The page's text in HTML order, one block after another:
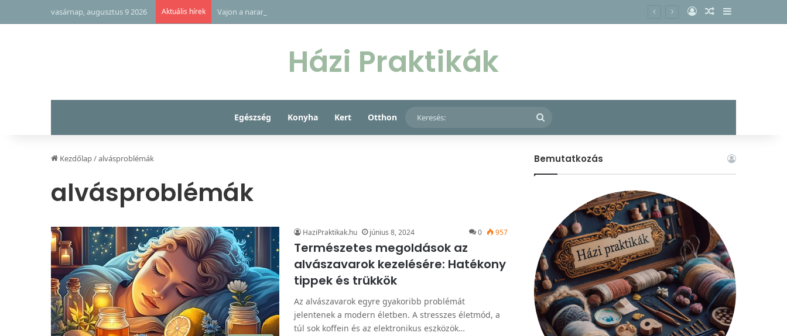
vasárnap, augusztus 9 2026 Aktuális hírek Vajon a narancs, só, cukor és méz fantasztikus együttese rejti a kulcsot gyermeke makacs köhögésének enyhítésére? BelépésVéletlen cikk
Házi Praktikák
Egészség Konyha Kert Otthon
Kezdőlap/alvásproblémák
alvásproblémák
HaziPraktikak.hu június 8, 2024 0 957
Természetes megoldások az
alvászavarok kezelésére: Hatékony
tippek és trükkök
Az alvászavarok egyre gyakoribb problémát
jelentenek a modern életben. A stresszes életmód, a
túl sok koffein és az elektronikus eszközök…
Bemutatkozás